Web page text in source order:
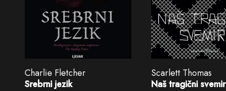
Charlie Fletcher
Srebrni jezik
Scarlett Thomas
Naš tragični svemir